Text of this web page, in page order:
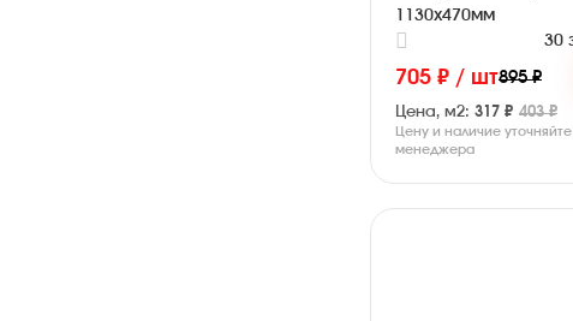
1130х470мм
30
705 ₽ / шт895 ₽
Цена, м2: 317 ₽ 403 ₽
Цену и наличие
менеджера